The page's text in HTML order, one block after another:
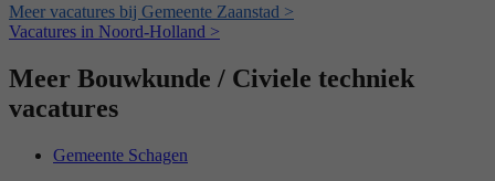
Meer vacatures bij Gemeente Zaanstad >
Vacatures in Noord-Holland >
Meer Bouwkunde / Civiele techniek
vacatures
Gemeente Schagen